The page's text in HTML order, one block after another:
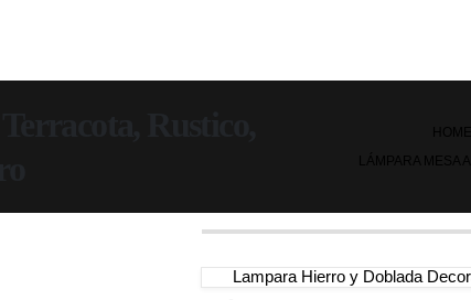
Lampara Hierro y Doblada